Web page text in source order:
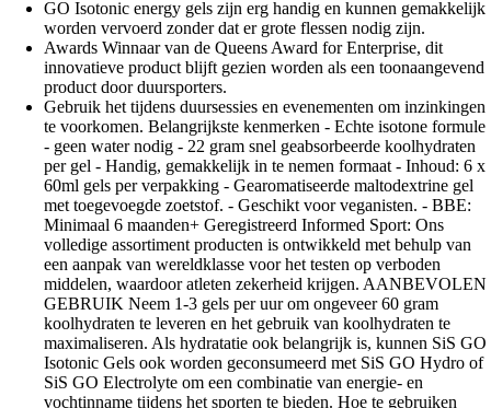
GO Isotonic energy gels zijn erg handig en kunnen gemakkelijk
worden vervoerd zonder dat er grote flessen nodig zijn.
Awards Winnaar van de Queens Award for Enterprise, dit
innovatieve product blijft gezien worden als een toonaangevend
product door duursporters.
Gebruik het tijdens duursessies en evenementen om inzinkingen
te voorkomen. Belangrijkste kenmerken - Echte isotone formule
- geen water nodig - 22 gram snel geabsorbeerde koolhydraten
per gel - Handig, gemakkelijk in te nemen formaat - Inhoud: 6 x
60ml gels per verpakking - Gearomatiseerde maltodextrine gel
met toegevoegde zoetstof. - Geschikt voor veganisten. - BBE:
Minimaal 6 maanden+ Geregistreerd Informed Sport: Ons
volledige assortiment producten is ontwikkeld met behulp van
een aanpak van wereldklasse voor het testen op verboden
middelen, waardoor atleten zekerheid krijgen. AANBEVOLEN
GEBRUIK Neem 1-3 gels per uur om ongeveer 60 gram
koolhydraten te leveren en het gebruik van koolhydraten te
maximaliseren. Als hydratatie ook belangrijk is, kunnen SiS GO
Isotonic Gels ook worden geconsumeerd met SiS GO Hydro of
SiS GO Electrolyte om een combinatie van energie- en
vochtinname tijdens het sporten te bieden. Hoe te gebruiken